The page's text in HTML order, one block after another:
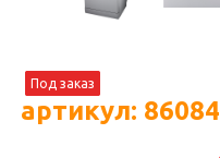
Под заказ
артикул: 86084